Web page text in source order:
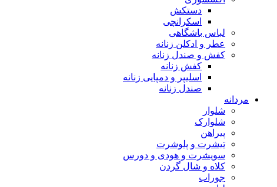
دستکش
اسکرانچی
لباس باشگاهی
عطر و ادکلن زنانه
کفش و صندل زنانه
کفش زنانه
اسلیپر و دمپایی زنانه
صندل زنانه
مردانه
شلوار
شلوارک
پیراهن
تیشرت و پلوشرت
سویشرت و هودی و دورس
کلاه و شال گردن
جوراب